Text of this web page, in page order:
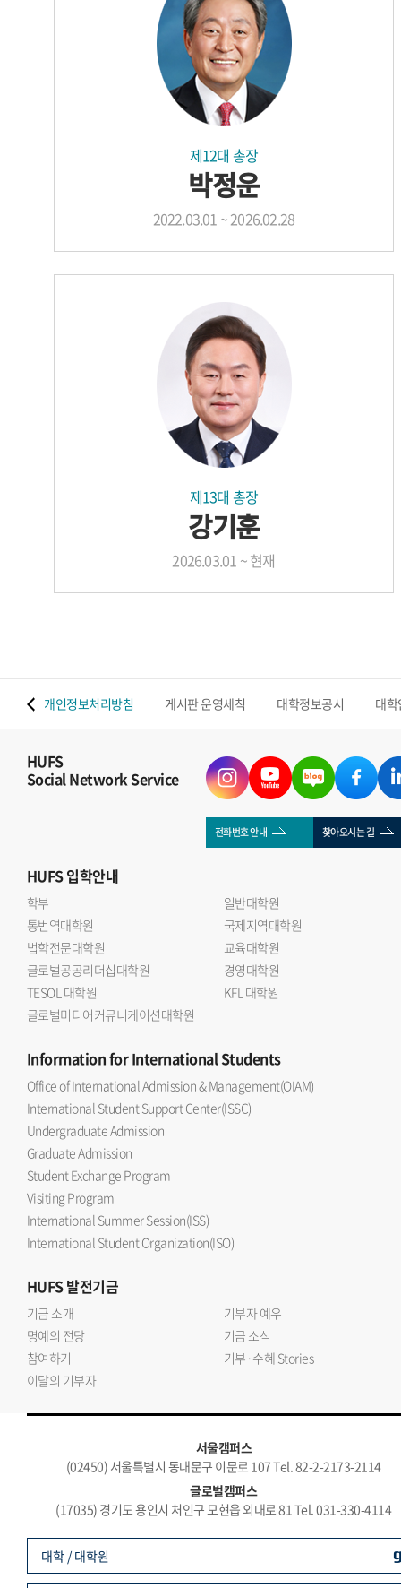
제12대 총장
박정운
2022.03.01 ~ 2026.02.28
제13대 총장
강기훈
2026.03.01 ~ 현재
개인정보처리방침 게시판 운영세칙 대학정보공시 대
HUFS
Social Network Service
전화번호 안내 찾아오시는 길
HUFS입학안내
학부
일반대학원
통번역대학원
국제지역대학원
법학전문대학원
교육대학원
글로벌공공리더십대학원
경영대학원
TESOL 대학원
KFL 대학원
글로벌미디어커뮤니케이션대학원
Informationfor International Students
Office of International Admission & Management(OIAM)
International Student Support Center(ISSC)
Undergraduate Admission
Graduate Admission
Student Exchange Program
Visiting Program
International Summer Session(ISS)
International Student Organization(ISO)
HUFS발전기금
기금 소개
기부자 예우
명예의 전당
기금 소식
참여하기
기부·수혜 Stories
이달의 기부자
서울캠퍼스
(02450) 서울특별시 동대문구 이문로 107 Tel. 82-2-2173-2114
글로벌캠퍼스
(17035) 경기도 용인시 처인구 모현읍 외대로 81 Tel. 031-330-4114
대학 / 대학원